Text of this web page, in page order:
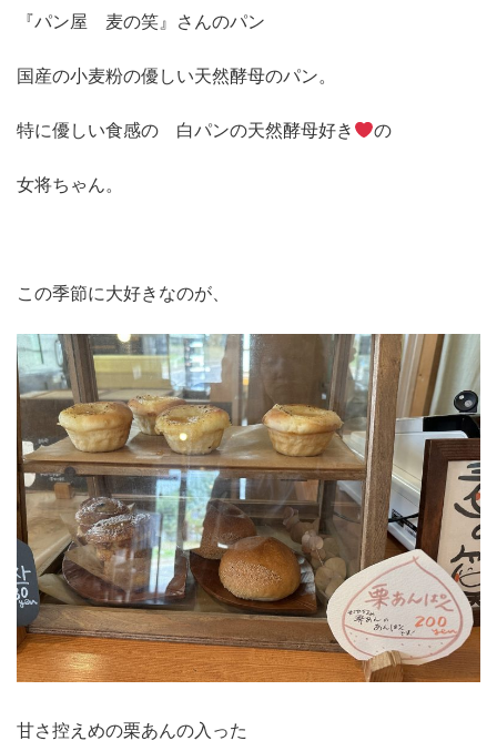
『パン屋 麦の笑』さんのパン
国産の小麦粉の優しい天然酵母のパン。
特に優しい食感の 白パンの天然酵母好き の
女将ちゃん。
この季節に大好きなのが、
甘さ控えめの栗あんの入った